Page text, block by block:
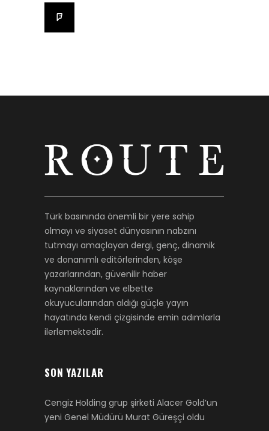
Türk basınında önemli bir yere sahip
olmayı ve siyaset dünyasının nabzını
tutmayı amaçlayan dergi, genç, dinamik
ve donanımlı editörlerinden, köşe
yazarlarından, güvenilir haber
kaynaklarından ve elbette
okuyucularından aldığı güçle yayın
hayatında kendi çizgisinde emin adımlarla
ilerlemektedir.
SON YAZILAR
Cengiz Holding grup şirketi Alacer Gold’un
yeni Genel Müdürü Murat Güreşçi oldu